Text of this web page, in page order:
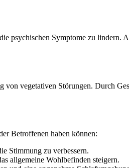
psychischen Symptome zu lindern.
vegetativen Störungen. Durch
Betroffenen haben können:
Stimmung zu verbessern.
allgemeine Wohlbefinden steigern.